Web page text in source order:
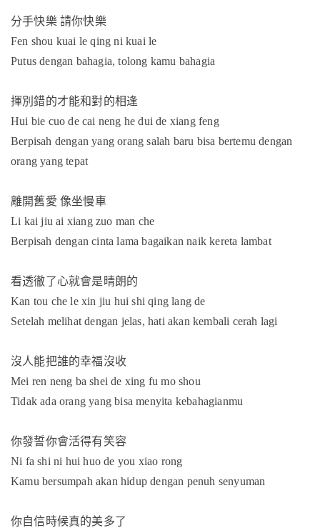
分手快樂 請你快樂
Fen shou kuai le qing ni kuai le
Putus dengan bahagia, tolong kamu bahagia
揮別錯的才能和對的相逢
Hui bie cuo de cai neng he dui de xiang feng
Berpisah dengan yang orang salah baru bisa bertemu dengan
orang yang tepat
離開舊愛 像坐慢車
Li kai jiu ai xiang zuo man che
Berpisah dengan cinta lama bagaikan naik kereta lambat
看透徹了心就會是晴朗的
Kan tou che le xin jiu hui shi qing lang de
Setelah melihat dengan jelas, hati akan kembali cerah lagi
沒人能把誰的幸福沒收
Mei ren neng ba shei de xing fu mo shou
Tidak ada orang yang bisa menyita kebahagianmu
你發誓你會活得有笑容
Ni fa shi ni hui huo de you xiao rong
Kamu bersumpah akan hidup dengan penuh senyuman
你自信時候真的美多了